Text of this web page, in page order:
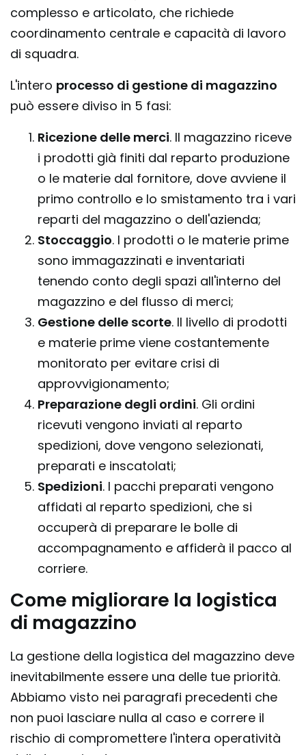
complesso e articolato, che richiede
coordinamento centrale e capacità di lavoro
di squadra.
L'intero processo di gestione di magazzino
può essere diviso in 5 fasi:
Ricezione delle merci. Il magazzino riceve
i prodotti già finiti dal reparto produzione
o le materie dal fornitore, dove avviene il
primo controllo e lo smistamento tra i vari
reparti del magazzino o dell'azienda;
Stoccaggio. I prodotti o le materie prime
sono immagazzinati e inventariati
tenendo conto degli spazi all'interno del
magazzino e del flusso di merci;
Gestione delle scorte. Il livello di prodotti
e materie prime viene costantemente
monitorato per evitare crisi di
approvvigionamento;
Preparazione degli ordini. Gli ordini
ricevuti vengono inviati al reparto
spedizioni, dove vengono selezionati,
preparati e inscatolati;
Spedizioni. I pacchi preparati vengono
affidati al reparto spedizioni, che si
occuperà di preparare le bolle di
accompagnamento e affiderà il pacco al
corriere.
Come migliorare la logistica
di magazzino
La gestione della logistica del magazzino deve
inevitabilmente essere una delle tue priorità.
Abbiamo visto nei paragrafi precedenti che
non puoi lasciare nulla al caso e correre il
rischio di compromettere l'intera operatività